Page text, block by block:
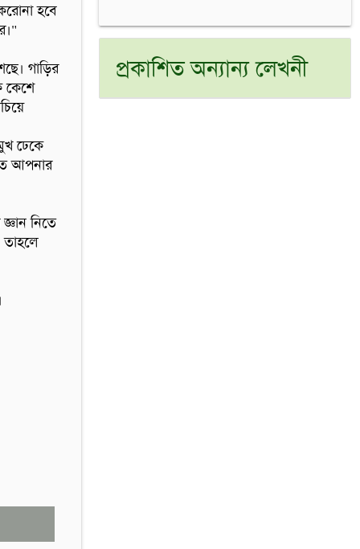
হবে
গাড়ির
কেশে
ঢেকে
আপনার
নিতে
তাহলে
প্রকাশিত অন্যান্য লেখনী